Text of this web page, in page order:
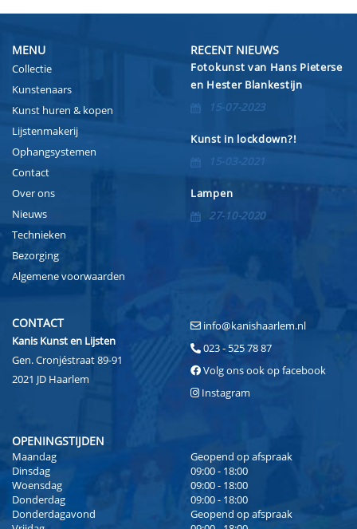
MENU
Collectie
Kunstenaars
Kunst huren & kopen
Lijstenmakerij
Ophangsystemen
Contact
Over ons
Nieuws
Technieken
Bezorging
Algemene voorwaarden
RECENT NIEUWS
Fotokunst van Hans Pieterse
en Hester Blankestijn
15-07-2023
Kunst in lockdown?!
15-03-2021
Lampen
27-10-2020
CONTACT
Kanis Kunst en Lijsten
Gen. Cronjéstraat 89-91
2021 JD Haarlem
info@kanishaarlem.nl
023 - 525 78 87
Volg ons ook op facebook
Instagram
OPENINGSTIJDEN
Maandag
Geopend op afspraak
Dinsdag
09:00 - 18:00
Woensdag
09:00 - 18:00
Donderdag
09:00 - 18:00
Donderdagavond
Geopend op afspraak